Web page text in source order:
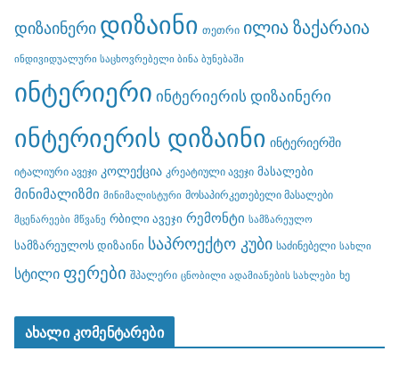
დიზაინერი დიზაინი თეთრი ილია ზაქარაია
ინდივიდუალური საცხოვრებელი ბინა ბუნებაში
ინტერიერი ინტერიერის დიზაინერი
ინტერიერის დიზაინი ინტერიერში
იტალიური ავეჯი კოლექცია კრეატიული ავეჯი მასალები
მინიმალიზმი მინიმალისტური მოსაპირკეთებელი მასალები
მცენარეები მწვანე რბილი ავეჯი რემონტი სამზარეულო
სამზარეულოს დიზაინი საპროექტო კუბი საძინებელი სახლი
სტილი ფერები შპალერი ცნობილი ადამიანების სახლები ხე
ახალი კომენტარები